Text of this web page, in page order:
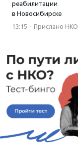
реабилитации
в Новосибирске
13:15 · Прислано НКО